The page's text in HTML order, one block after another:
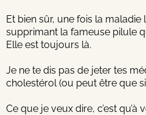
Et bien sûr, une fois la maladie
supprimant la fameuse pilule
Elle est toujours là.
Je ne te dis pas de jeter tes
cholestérol (ou peut être que
Ce que je veux dire, c’est